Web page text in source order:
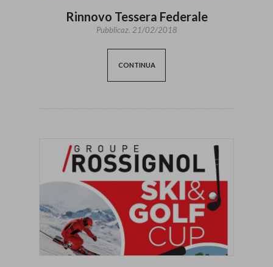
Rinnovo Tessera Federale
Pubblicaz. 21/02/2018
CONTINUA